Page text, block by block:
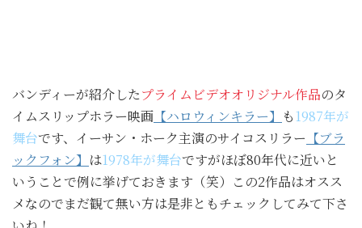
バンディーが紹介したプライムビデオオリジナル作品のタ
イムスリップホラー映画 【ハロウィンキラー】 も1987年が
舞台です、イーサン・ホーク主演のサイコスリラー 【ブラ
ックフォン】 は1978年が舞台ですがほぼ80年代に近いと
いうことで例に挙げておきます（笑）この2作品はオスス
メなのでまだ観て無い方は是非ともチェックしてみて下さ